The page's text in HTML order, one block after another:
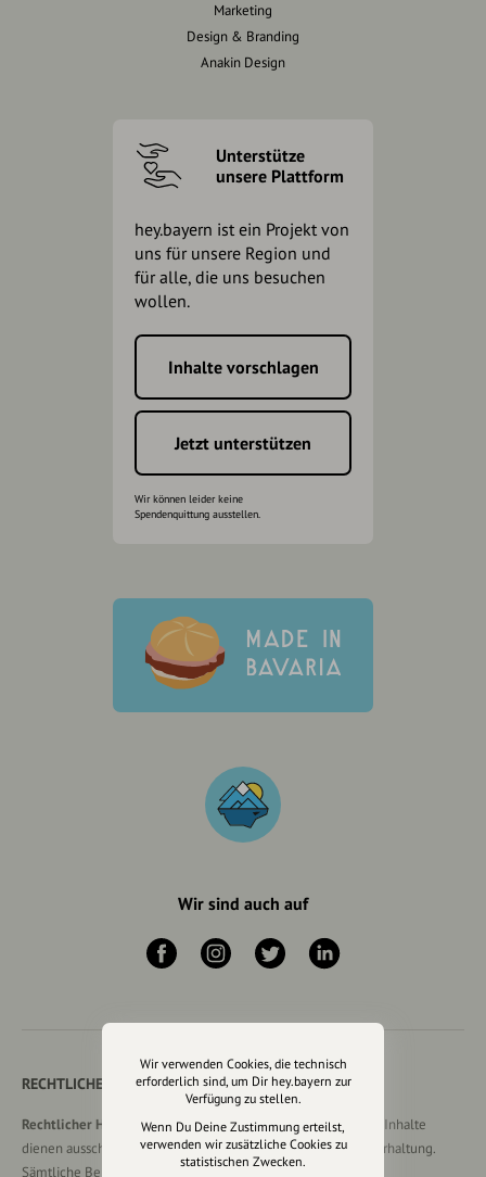
Marketing
Design & Branding
Anakin Design
Unterstütze
unsere Plattform
hey.bayern ist ein Projekt von
uns für unsere Region und
für alle, die uns besuchen
wollen.
Inhalte vorschlagen
Jetzt unterstützen
Wir können leider keine
Spendenquittung ausstellen.
Wir sind auch auf
RECHTLICHER HINWEIS UND TRANSPARENZHINWEIS
Rechtlicher Hinweis:Die auf dieser Website veröffentlichten Inhalte
dienen ausschließlich der allgemeinen Information und Unterhaltung.
Sämtliche Beiträge, Gastartikel, Kommentare, Empfehlungen,
Wir verwenden Cookies, die technisch
erforderlich sind, um Dir hey.bayern zur
Verfügung zu stellen.
Wenn Du Deine Zustimmung erteilst,
verwenden wir zusätzliche Cookies zu
statistischen Zwecken.